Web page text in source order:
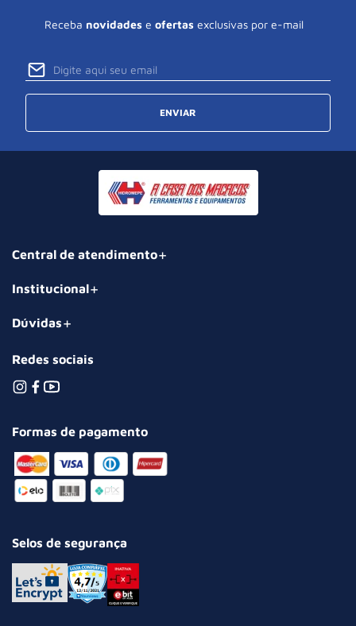
Receba novidades e ofertas exclusivas por e-mail
ENVIAR
Central de atendimento
Institucional
Dúvidas
Redes sociais
Formas de pagamento
Selos de segurança